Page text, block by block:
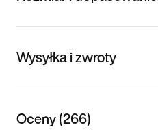
Wysyłka i zwroty
Oceny (266)